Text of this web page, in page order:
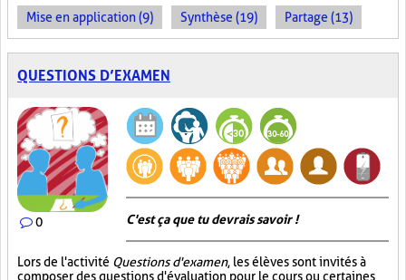
Mise en application (9) Synthèse (19) Partage (13)
QUESTIONS D’EXAMEN
0 C'est ça que tu devrais savoir !
Lors de l'activité Questions d'examen, les élèves sont invités à
composer des questions d'évaluation pour le cours ou certaines